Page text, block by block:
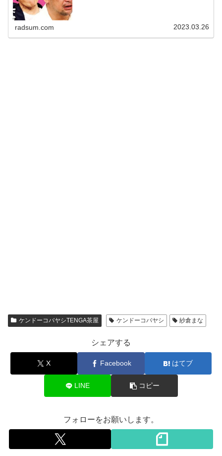
radsum.com 2023.03.26
ケンドーコバヤシTENGA茶屋 ケンドーコバヤシ 紗倉まな
シェアする
X Facebook はてブ
LINE コピー
フォローをお願いします。